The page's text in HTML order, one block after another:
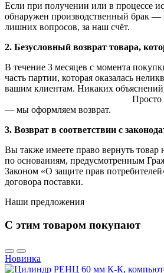
Если при получении или в процессе
обнаружен производственный брак —
лишних вопросов, за наш счёт.
2. Безусловный возврат товара,
В течение 3 месяцев с момента
часть партии, которая оказалась
вашим клиентам. Никаких
Просто сообщаете
— мы оформляем возврат.
3. Возврат в соответствии с
Вы также имеете право вернуть товар
по основаниям, предусмотренным
Законом «О защите прав
договора поставки.
Наши предложения
С этим товаром покупают
Новинка